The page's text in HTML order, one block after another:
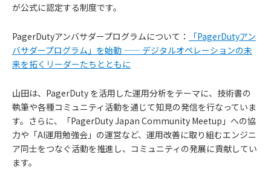
が公式に認定する制度です。
PagerDutyアンバサダープログラムについて：
「PagerDutyアン
バサダープログラム」を始動 —— デジタルオペレーションの未
来を拓くリーダーたちとともに
山田は、PagerDuty を活用した運用分析をテーマに、技術書の
執筆や各種コミュニティ活動を通じて知見の発信を行なっていま
す。さらに、「PagerDuty Japan Community Meetup」への協
力や「AI運用勉強会」の運営など、運用改善に取り組むエンジニ
ア同士をつなぐ活動を推進し、コミュニティの発展に貢献してい
ます。